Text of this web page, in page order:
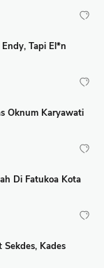
Tapi El*n
Oknum Karyawati
Di Fatukoa Kota
Kades